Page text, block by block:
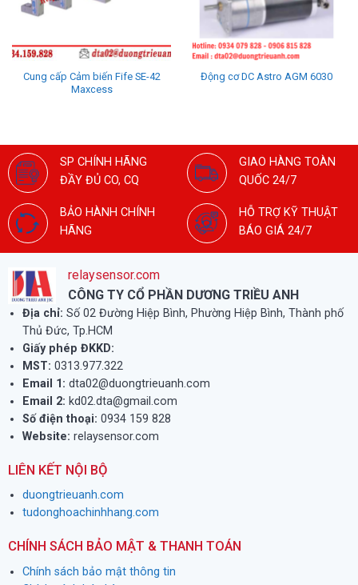
Cung cấp Cảm biến Fife SE-42
Maxcess
Động cơ DC Astro AGM 6030
SP CHÍNH HÃNG
ĐẦY ĐỦ CO, CQ
GIAO HÀNG TOÀN
QUỐC 24/7
BẢO HÀNH CHÍNH
HÃNG
HỖ TRỢ KỸ THUẬT
BÁO GIÁ 24/7
relaysensor.com
CÔNG TY CỔ PHẦN DƯƠNG TRIỀU ANH
Địa chỉ: Số 02 Đường Hiệp Bình, Phường Hiệp Bình, Thành phố
Thủ Đức, Tp.HCM
Giấy phép ĐKKD:
MST: 0313.977.322
Email 1: dta02@duongtrieuanh.com
Email 2: kd02.dta@gmail.com
Số điện thoại: 0934 159 828
Website: relaysensor.com
LIÊN KẾT NỘI BỘ
duongtrieuanh.com
tudonghoachinhhang.com
CHÍNH SÁCH BẢO MẬT & THANH TOÁN
Chính sách bảo mật thông tin